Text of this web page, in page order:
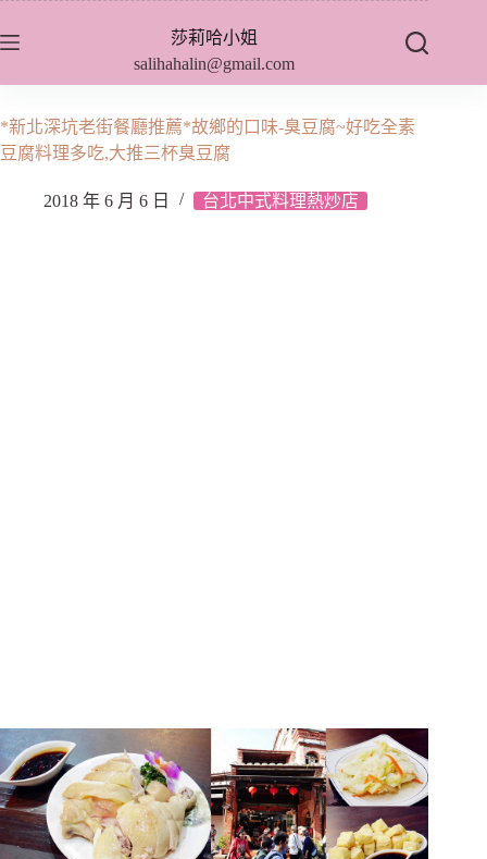
至
內
容
莎莉哈小姐
salihahalin@gmail.com
*新北深坑老街餐廳推薦*故鄉的口味-臭豆腐~好吃全素
豆腐料理多吃,大推三杯臭豆腐
2018 年 6 月 6 日 台北中式料理熱炒店